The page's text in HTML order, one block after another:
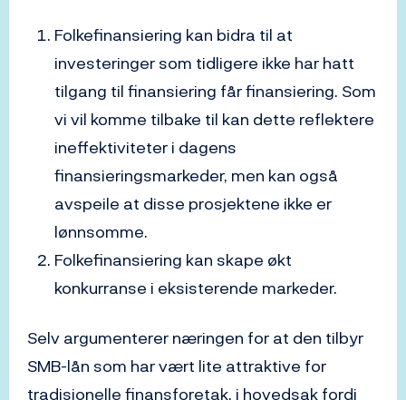
Folkefinansiering kan bidra til at
investeringer som tidligere ikke har hatt
tilgang til finansiering får finansiering. Som
vi vil komme tilbake til kan dette reflektere
ineffektiviteter i dagens
finansieringsmarkeder, men kan også
avspeile at disse prosjektene ikke er
lønnsomme.
Folkefinansiering kan skape økt
konkurranse i eksisterende markeder.
Selv argumenterer næringen for at den tilbyr
SMB-lån som har vært lite attraktive for
tradisjonelle finansforetak, i hovedsak fordi